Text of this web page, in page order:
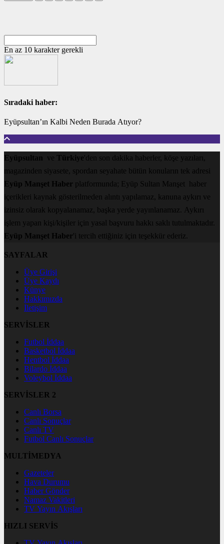
En az 10 karakter gerekli
Sıradaki haber:
Eyüpsultan’ın Kalbi Neden Burada Atıyor?
Eyüpsultan ve Türkiye'den son dakika haberler, köşe yazıları,
magazinden siyasete, spordan seyahate bütün konuların tek adresi
Eyüp Manşet Haber platformunda; Eyüp Sultan Manşet haber
içerikleri kaynak gösterilmeden alıntı yapılamaz, kanuna aykırı ve
izinsiz olarak kopyalanamaz, başka yerde yayınlanamaz. Aykırı
işlem yapan kişi/kişiler için yasal başvuru hakkı saklı tutulmaktadır.
Eyüp Manşet Haber'i tercih ettiğiniz için teşekkür ederiz.
SAYFALAR
Üye Girişi
Üye Kaydı
Künye
Hakkımızda
İletişim
SERVİSLER
Futbol İddaa
Basketbol İddaa
Hentbol İddaa
Bilardo İddaa
Voleybol İddaa
SERVİSLER 2
Canlı Borsa
Canlı Sonuçlar
Canlı TV
Futbol Canlı Sonuçlar
MULTİMEDYA
Gazeteler
Hava Durumu
Haber Gönder
Namaz Vakitleri
TV Yayın Akışları
HIZLI SERVİS